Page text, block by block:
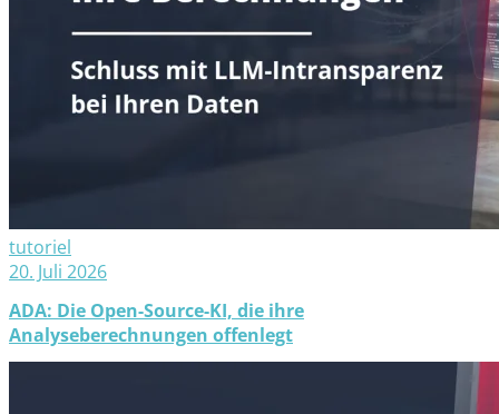
tutoriel
20. Juli 2026
ADA: Die Open-Source-KI, die ihre
Analyseberechnungen offenlegt